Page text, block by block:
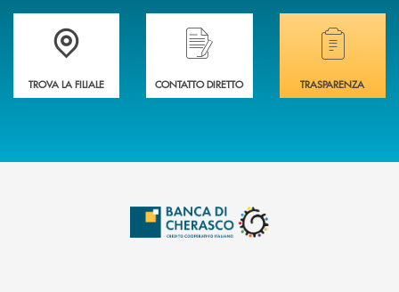
Accedi all' elenco completo delle filiali .
TROVA LA FILIALE
Hai bisogno di assistenza immediata?
CONTATTO DIRETTO
Hai bisogno di
TRASPARENZA